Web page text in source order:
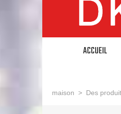
ACCUEIL
maison > Des